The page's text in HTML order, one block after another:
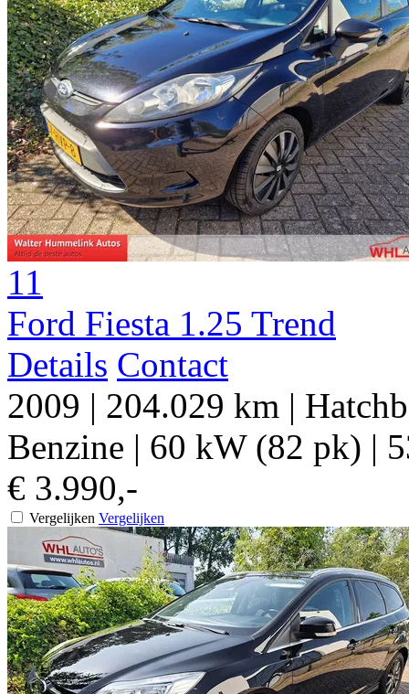
11
Ford Fiesta 1.25 Trend
Details Contact
2009 | 204.029 km |
Benzine | 60 kW (82 pk) |
€ 3.990,-
Vergelijken Vergelijken